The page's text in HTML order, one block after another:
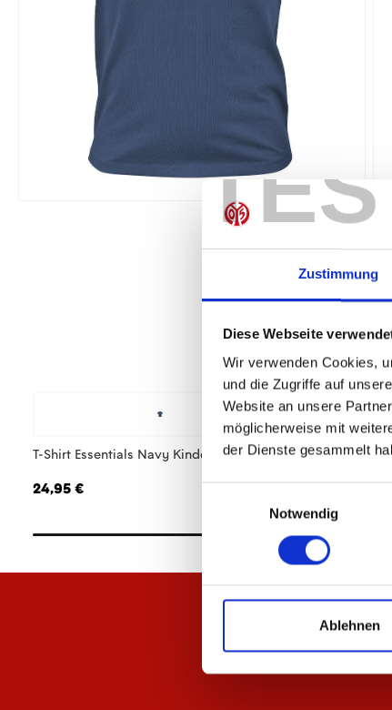
Zustimmung
Diese Webseite
Wir verwenden Cookies,
und die Zugriffe auf
Website an unsere
möglicherweise mit
der Dienste gesammelt
Notwendig
Ablehnen
T-Shirt Essentials Navy Kinder
24,95 €
T-Shirt Essentials
29,95 €